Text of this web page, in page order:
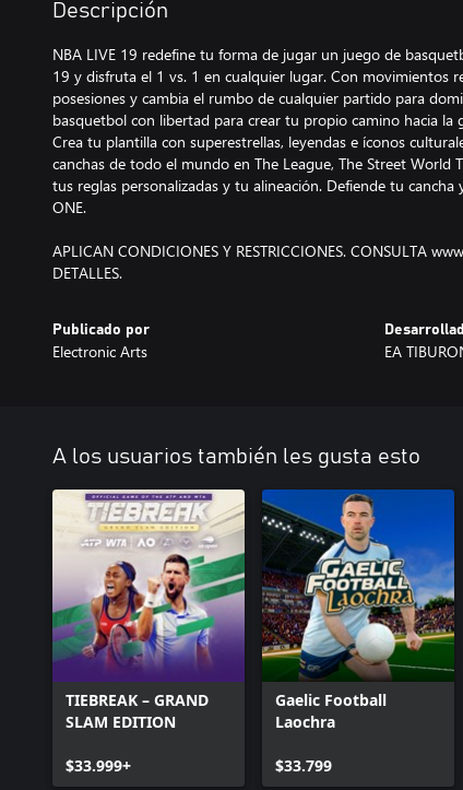
Descripción
NBA LIVE 19 redefine tu forma de jugar un juego de
19 y disfruta el 1 vs. 1 en cualquier lugar. Con movimientos
posesiones y cambia el rumbo de cualquier partido para
basquetbol con libertad para crear tu propio camino hacia la
Crea tu plantilla con superestrellas, leyendas e íconos
canchas de todo el mundo en The League, The Street World
tus reglas personalizadas y tu alineación. Defiende tu cancha
ONE.
APLICAN CONDICIONES Y RESTRICCIONES. CONSULTA
DETALLES.
Publicado por
Electronic Arts EA
A los usuarios también les gusta esto
TIEBREAK – GRAND
SLAM EDITION
$33.999+
Gaelic Football
Laochra
$33.799